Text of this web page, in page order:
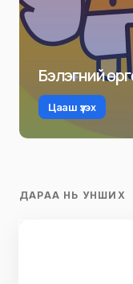
Бэлэгний
Цааш үзэх
ДАРАА НЬ УНШИХ